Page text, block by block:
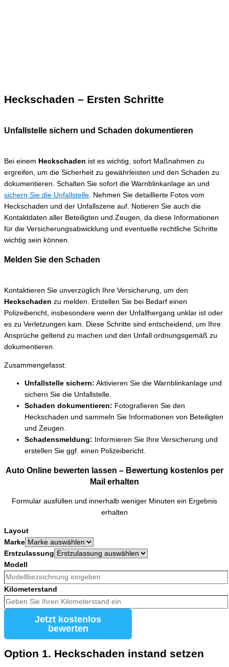
Heckschaden – Ersten Schritte
Unfallstelle sichern und Schaden dokumentieren
Bei einem Heckschaden ist es wichtig, sofort Maßnahmen zu
ergreifen, um die Sicherheit zu gewährleisten und den Schaden zu
dokumentieren. Schalten Sie sofort die Warnblinkanlage an und
sichern Sie die Unfallstelle. Nehmen Sie detaillierte Fotos vom
Heckschaden und der Unfallszene auf. Notieren Sie auch die
Kontaktdaten aller Beteiligten und Zeugen, da diese Informationen
für die Versicherungsabwicklung und eventuelle rechtliche Schritte
wichtig sein können.
Melden Sie den Schaden
Kontaktieren Sie unverzüglich Ihre Versicherung, um den
Heckschaden zu melden. Erstellen Sie bei Bedarf einen
Polizeibericht, insbesondere wenn der Unfallhergang unklar ist oder
es zu Verletzungen kam. Diese Schritte sind entscheidend, um Ihre
Ansprüche geltend zu machen und den Unfall ordnungsgemäß zu
dokumentieren.
Zusammengefasst:
Unfallstelle sichern: Aktivieren Sie die Warnblinkanlage und
sichern Sie die Unfallstelle.
Schaden dokumentieren: Fotografieren Sie den
Heckschaden und sammeln Sie Informationen von Beteiligten
und Zeugen.
Schadensmeldung: Informieren Sie Ihre Versicherung und
erstellen Sie ggf. einen Polizeibericht.
Auto Online bewerten lassen – Bewertung kostenlos per
Mail erhalten
Formular ausfüllen und innerhalb weniger Minuten ein Ergebnis
erhalten
Layout
Marke
Erstzulassung
Modell
Kilometerstand
Jetzt kostenlos
bewerten
Option 1. Heckschaden instand setzen